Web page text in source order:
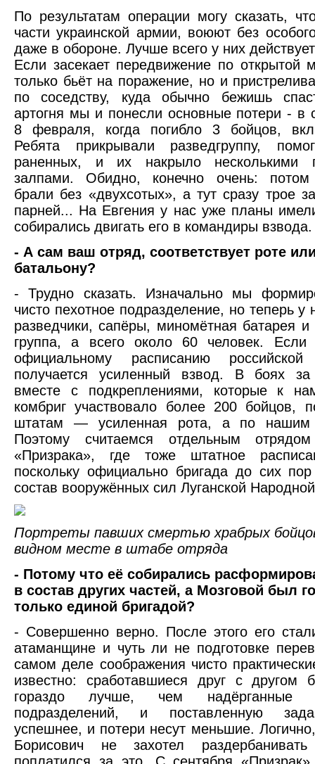
По результатам операции могу сказать,
части украинской армии, воюют без
даже в обороне. Лучше всего у них
Если засекает передвижение по открытой
только бьёт на поражение, но и
по соседству, куда обычно бежишь
артогня мы и понесли основные потери - в
8 февраля, когда погибло 3 бойцов,
Ребята прикрывали разведгруппу,
раненных, и их накрыло несколькими
залпами. Обидно, конечно очень: потом
брали без «двухсотых», а тут сразу трое
парней... На Евгения у нас уже планы
собирались двигать его в командиры взвода.
- А сам ваш отряд, соответствует роте
батальону?
- Трудно сказать. Изначально мы
чисто пехотное подразделение, но теперь у
разведчики, сапёры, миномётная батарея и
группа, а всего около 60 человек. Если
официальному расписанию
получается усиленный взвод. В боях за
вместе с подкреплениями, которые к
комбриг участвовало более 200 бойцов,
штатам — усиленная рота, а по нашим
Поэтому считаемся отдельным
«Призрака», где тоже штатное
поскольку официально бригада до сих
состав вооружённых сил Луганской
Портреты павших смертью храбрых
видном месте в штабе отряда
- Потому что её собирались
в состав других частей, а Мозговой был
только единой бригадой?
- Совершенно верно. После этого его
атаманщине и чуть ли не подготовке
самом деле соображения чисто
известно: сработавшиеся друг с другом
гораздо лучше, чем надёрганные
подразделений, и поставленную
успешнее, и потери несут меньшие.
Борисович не захотел